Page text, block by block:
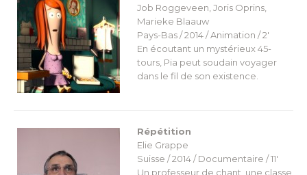
Job Roggeveen, Joris Oprins,
Marieke Blaauw
Pays-Bas / 2014 / Animation / 2′
En écoutant un mystérieux 45-
tours, Pia peut soudain voyager
dans le fil de son existence.
Répétition
Elie Grappe
Suisse / 2014 / Documentaire / 11′
Un professeur de chant, une classe